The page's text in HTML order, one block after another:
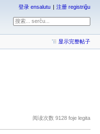
登录 ensalutu 注册 registriĝu
显示完整帖子
阅读次数 9128 foje legita